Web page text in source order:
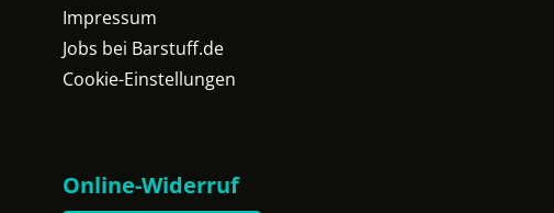
Impressum
Jobs bei Barstuff.de
Cookie-Einstellungen
Online-Widerruf